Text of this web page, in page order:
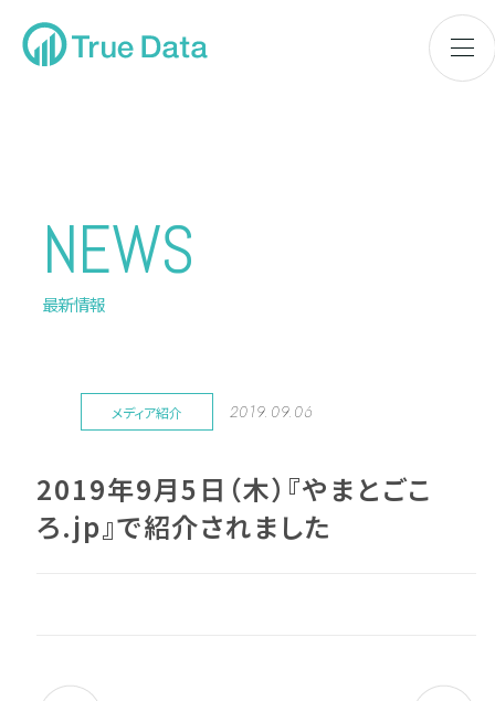
NEWS
最新情報
メディア紹介 2019.09.06
2019年9月5日（木）『やまとごこ
ろ.jp』で紹介されました